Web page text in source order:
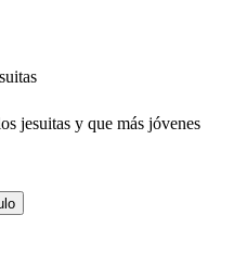
jesuitas y que más jóvenes